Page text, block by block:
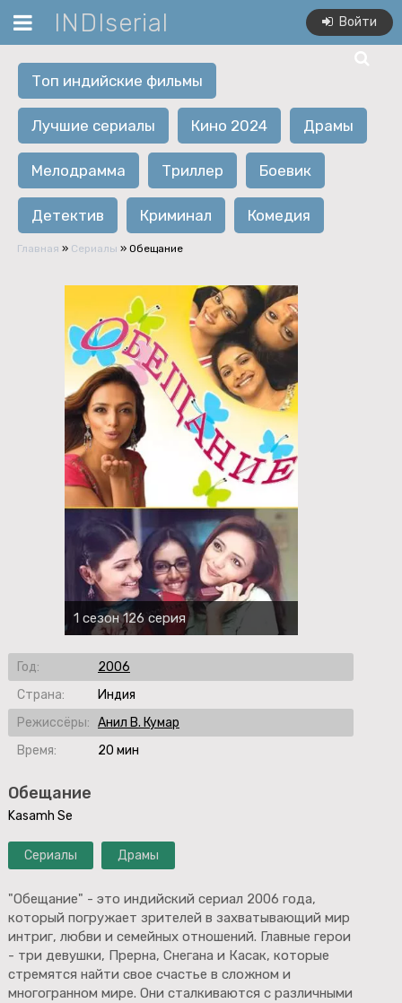
INDIserial Войти
Топ индийские фильмы
Лучшие сериалы Кино 2024 Драмы
Мелодрамма Триллер Боевик
Детектив Криминал Комедия
Главная » Сериалы » Обещание
Обещание
Kasamh Se
Сериалы Драмы
"Обещание" - это индийский сериал 2006 года,
который погружает зрителей в захватывающий мир
интриг, любви и семейных отношений. Главные герои
- три девушки, Прерна, Снегана и Касак, которые
стремятся найти свое счастье в сложном и
многогранном мире. Они сталкиваются с различными
1 сезон 126 серия
Год:
2006
Страна:
Индия
Режиссёры: Анил В. Кумар
Время:
20 мин